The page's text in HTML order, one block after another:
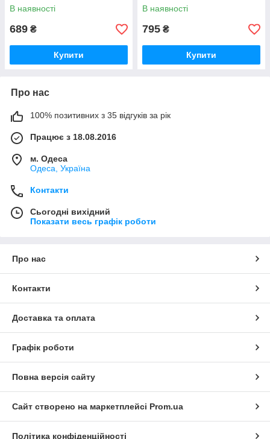
В наявності
689 ₴
Купити
В наявності
795 ₴
Купити
Про нас
100% позитивних з 35 відгуків за рік
Працює з 18.08.2016
м. Одеса
Одеса, Україна
Контакти
Сьогодні вихідний
Показати весь графік роботи
Про нас
Контакти
Доставка та оплата
Графік роботи
Повна версія сайту
Сайт створено на маркетплейсі Prom.ua
Політика конфіденційності